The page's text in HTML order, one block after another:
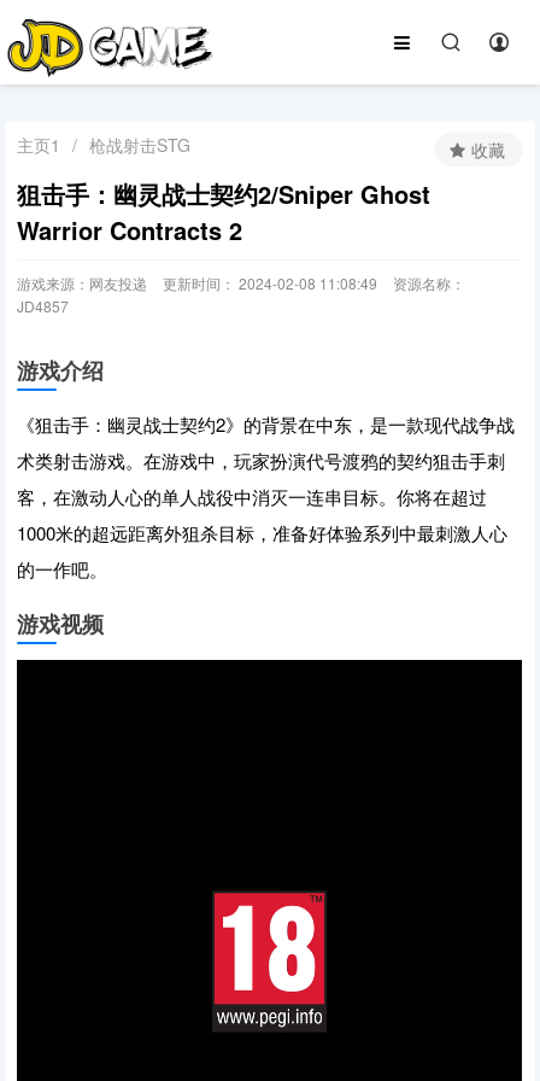
主页1 / 枪战射击STG
狙击手：幽灵战士契约2/Sniper Ghost
Warrior Contracts 2
游戏来源：网友投递 更新时间： 2024-02-08 11:08:49
资源名称：
JD4857
收藏
游戏介绍
《狙击手：幽灵战士契约2》的背景在中东，是一款现代战争战
术类射击游戏。在游戏中，玩家扮演代号渡鸦的契约狙击手刺
客，在激动人心的单人战役中消灭一连串目标。你将在超过
1000米的超远距离外狙杀目标，准备好体验系列中最刺激人心
的一作吧。
游戏视频